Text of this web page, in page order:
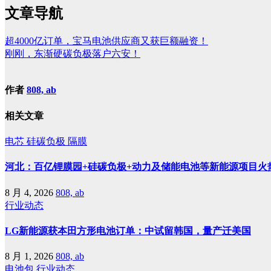
文章导航
超4000亿订单，宝马电池供应商又获巨额融资！
刚刚，东渐硬碳负极落户六安！
作者 808, ab
相关文章
电芯 硅碳负极 隔膜
河北：百亿锂膜园+硅碳负极+动力及储能电池等新能源项目火
8 月 4, 2026 808, ab
行业动态
LG新能源获本田方形电池订单：中试留韩国，量产迁美国
8 月 1, 2026 808, ab
电池包 行业动态